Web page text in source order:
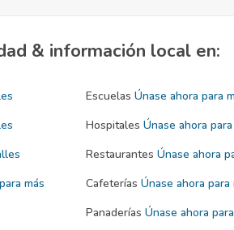
& información local en:
Escuelas Únase ahora para
Hospitales Únase ahora
Restaurantes Únase ahora
más
Cafeterías Únase ahora
Panaderías Únase ahora